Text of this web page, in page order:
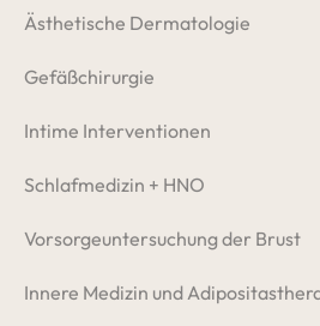
Ästhetische Dermatologie
Gefäßchirurgie
Intime Interventionen
Schlafmedizin + HNO
Vorsorgeuntersuchung der Brust
Innere Medizin und